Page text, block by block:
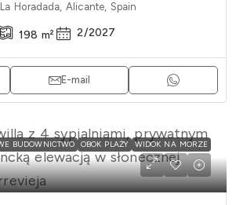
Horadada, Alicante, Spain
198 m² 2/2027
E-mail
BUDOWNICTWO OBOK PLAŻY WIDOK NA MORZE